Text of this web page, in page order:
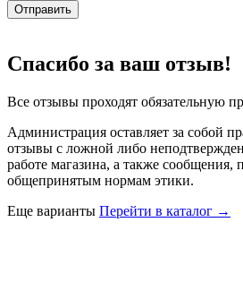
Отправить
Спасибо за ваш отзыв!
Все отзывы проходят обязательную
Администрация оставляет за собой
отзывы с ложной либо
работе магазина, а также сообщения,
общепринятым нормам этики.
Еще варианты Перейти в каталог →